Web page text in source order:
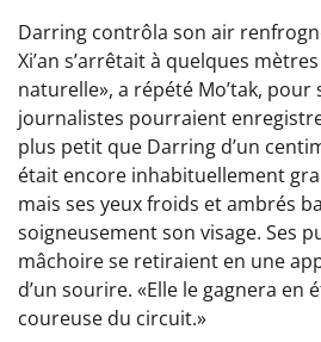
Darring contrôla son air
Xi’an s’arrêtait à quelques mètres
naturelle», a répété Mo’tak, pour
journalistes pourraient
plus petit que Darring d’un
était encore inhabituellement
mais ses yeux froids et ambrés
soigneusement son visage. Ses
mâchoire se retiraient en une
d’un sourire. «Elle le gagnera en
coureuse du circuit.»